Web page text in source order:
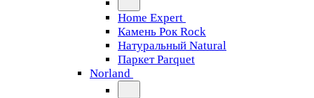
Home Expert
Камень Рок Rock
Натуральный Natural
Паркет Parquet
Norland